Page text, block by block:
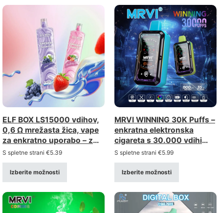
ELF BOX LS15000 vdihov,
0,6 Ω mrežasta žica, vape
za enkratno uporabo – z
možnostjo ponovnega
polnjenja prek priključka
tipa C (moč 0–5%)
S spletne strani €5.39
Izberite možnosti
MRVI WINNING 30K Puffs –
enkratna elektronska
cigareta s 30.000 vdihi
(moč 2%/5%)
S spletne strani €5.99
Izberite možnosti